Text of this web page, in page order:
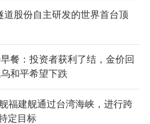
股份自主研发的世界首台顶
餐：投资者获利了结，金价回
和平希望下跌
福建舰通过台湾海峡，进行跨
定目标